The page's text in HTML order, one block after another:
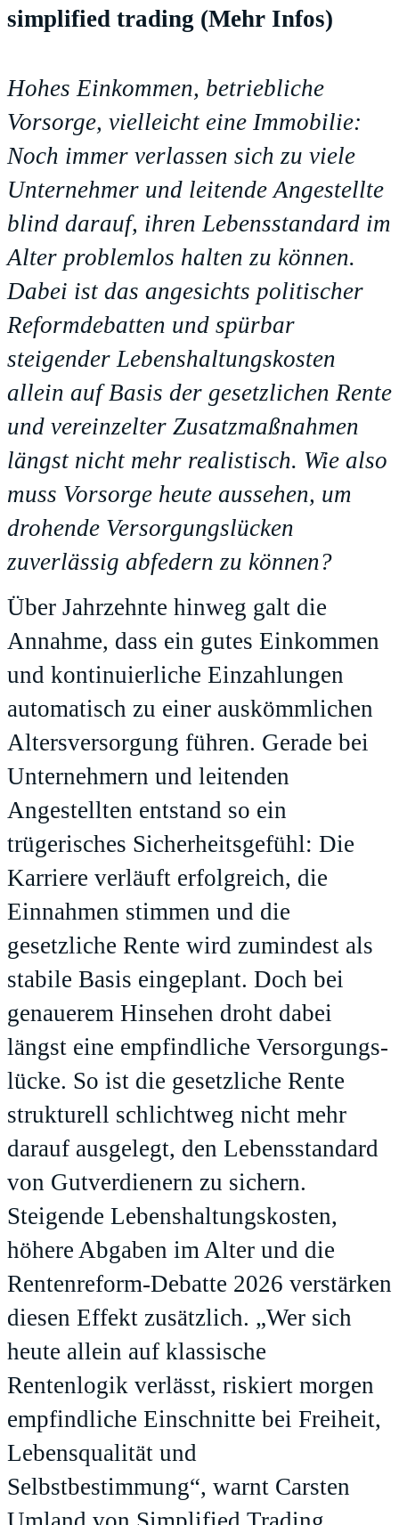
simplified trading (Mehr Infos)
Hohes Einkommen, betriebliche
Vorsorge, vielleicht eine Immobilie:
Noch immer verlassen sich zu viele
Unternehmer und leitende Angestellte
blind darauf, ihren Lebensstandard im
Alter problemlos halten zu können.
Dabei ist das angesichts politischer
Reformdebatten und spürbar
steigender Lebenshaltungskosten
allein auf Basis der gesetzlichen Rente
und vereinzelter Zusatzmaßnahmen
längst nicht mehr realistisch. Wie also
muss Vorsorge heute aussehen, um
drohende Versorgungslücken
zuverlässig abfedern zu können?
Über Jahrzehnte hinweg galt die
Annahme, dass ein gutes Einkommen
und kontinuierliche Einzahlungen
automatisch zu einer auskömmlichen
Altersversorgung führen. Gerade bei
Unternehmern und leitenden
Angestellten entstand so ein
trügerisches Sicherheitsgefühl: Die
Karriere verläuft erfolgreich, die
Einnahmen stimmen und die
gesetzliche Rente wird zumindest als
stabile Basis eingeplant. Doch bei
genauerem Hinsehen droht dabei
längst eine empfindliche Versorgungs­
lücke. So ist die gesetzliche Rente
strukturell schlichtweg nicht mehr
darauf ausgelegt, den Lebensstandard
von Gutverdienern zu sichern.
Steigende Lebenshaltungskosten,
höhere Abgaben im Alter und die
Rentenreform-Debatte 2026 verstärken
diesen Effekt zusätzlich. „Wer sich
heute allein auf klassische
Rentenlogik verlässt, riskiert morgen
empfindliche Einschnitte bei Freiheit,
Lebensqualität und
Selbstbestimmung“, warnt Carsten